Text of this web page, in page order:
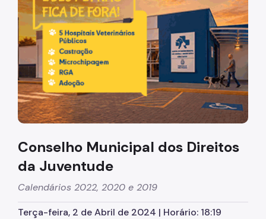
Conselho Municipal de Direitos da Juventude
Conferência Municipal de Juventude
Sobre Juventude
Agenda Cultural SP
Legislação
Rede Daora
Conselho Municipal dos Direitos
da Juventude
Calendários 2022, 2020 e 2019
Terça-feira, 2 de Abril de 2024 | Horário: 18:19